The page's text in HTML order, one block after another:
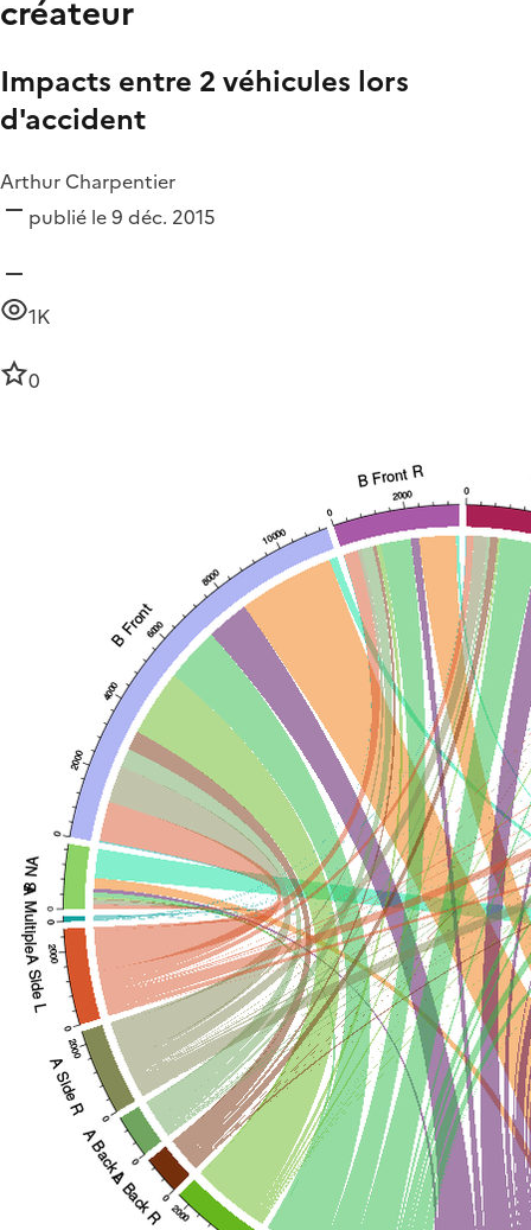
créateur
Impacts entre 2 véhicules lors
d'accident
Arthur Charpentier
publié le 9 déc. 2015
1K
0